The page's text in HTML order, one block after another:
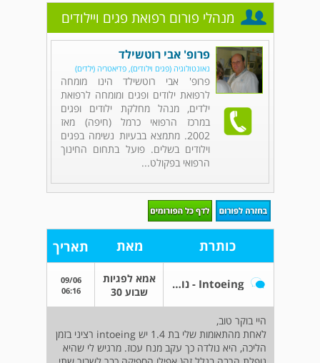
מנהלי פורום רפואת פגים ויילודים
פרופ' אבי רוטשילד
נאונטולוגיה (פגים וילודים), פדיאטריה (ילדים)
פרופ' אבי רוטשילד הינו מומחה
לרפואת ילודים ופגים ומומחה לרפואת
ילדים, מנהל מחלקת ילודים ופגים
במרכז הרפואי כרמל (חיפה) מאז
2002. מתמצא בבעיות נשימה בפגים
וילודים בשלים. פועל בתחום החינוך
הרפואי בפקולט...
כותרת מאת תאריך
Intoeing - נובע ממנח עכוז
אמא לפגיות
שבוע 30
09/06
06:16
היי בוקר טוב,
לאחת מהתאומות שלי בת 1.4 יש intoeing רציני בזמן
הליכה, היא נולדה כך עקב מנח עכוז. מרגיש לי שהיא